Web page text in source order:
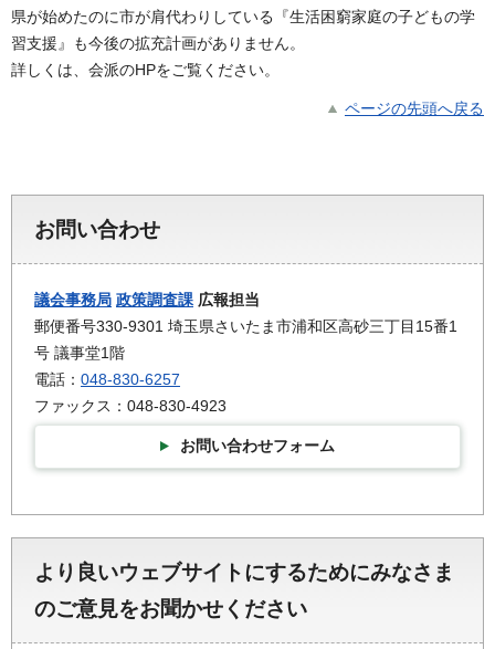
県が始めたのに市が肩代わりしている『生活困窮家庭の子どもの学
習支援』も今後の拡充計画がありません。
詳しくは、会派のHPをご覧ください。
ページの先頭へ戻る
お問い合わせ
議会事務局 政策調査課 広報担当
郵便番号330-9301 埼玉県さいたま市浦和区高砂三丁目15番1
号 議事堂1階
電話： 048-830-6257
ファックス：048-830-4923
お問い合わせフォーム
より良いウェブサイトにするためにみなさま
のご意見をお聞かせください